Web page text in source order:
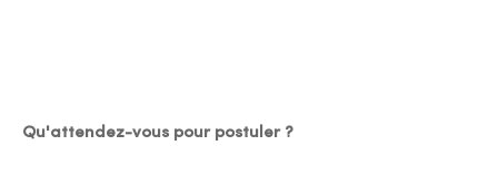
Qu'attendez-vous pour postuler ?